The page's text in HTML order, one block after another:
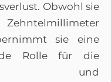
Obwohl sie
sie eine
Rolle für die
und